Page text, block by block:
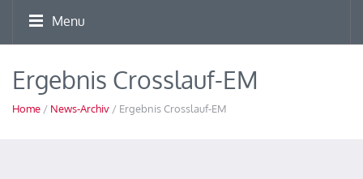
Menu
Ergebnis Crosslauf-EM
Home / News-Archiv / Ergebnis Crosslauf-EM